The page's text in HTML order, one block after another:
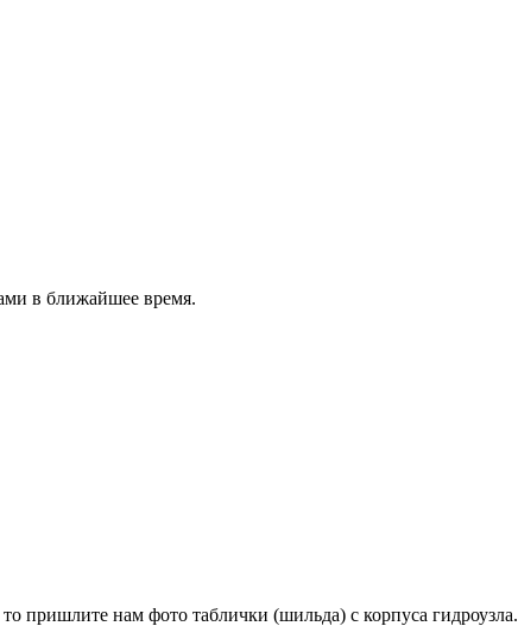
в ближайшее время.
пришлите нам фото таблички (шильда) с корпуса гидроузла.